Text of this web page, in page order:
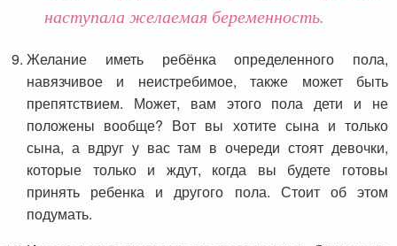
наступала желаемая беременность.
Желание иметь ребёнка определенного пола,
навязчивое и неистребимое, также может быть
препятствием. Может, вам этого пола дети и не
положены вообще? Вот вы хотите сына и только
сына, а вдруг у вас там в очереди стоят девочки,
которые только и ждут, когда вы будете готовы
принять ребенка и другого пола. Стоит об этом
подумать.